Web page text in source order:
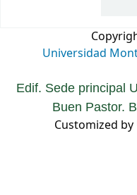
Universidad
Edif. Sede principal
Buen Pastor.
Customized